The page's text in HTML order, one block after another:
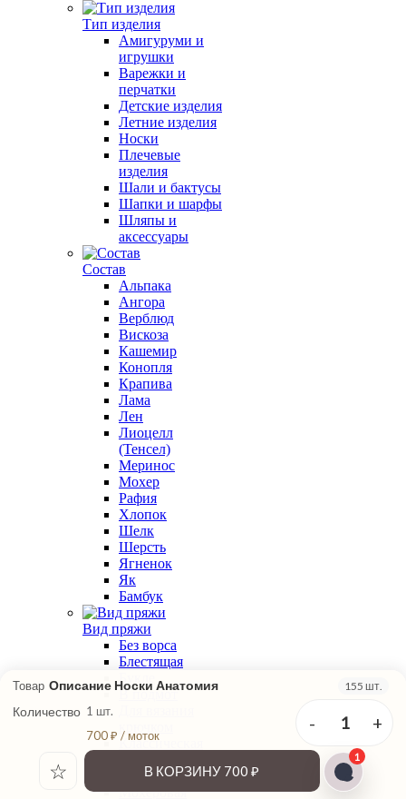
Тип изделия
Амигуруми и
игрушки
Варежки и
перчатки
Детские изделия
Летние изделия
Носки
Плечевые
изделия
Шали и бактусы
Шапки и шарфы
Шляпы и
аксессуары
Состав
Альпака
Ангора
Верблюд
Вискоза
Кашемир
Конопля
Крапива
Лама
Лен
Лиоцелл
(Тенсел)
Меринос
Мохер
Рафия
Хлопок
Шелк
Шерсть
Ягненок
Як
Бамбук
Вид пряжи
Без ворса
Блестящая
Букле
В подмот
Классическая
Меланжевая
Мохеровая
Товар Описание Носки Анатомия 155 шт.
Количество 1 шт.
700 ₽ / моток
- 1 +
☆ В КОРЗИНУ 700 ₽
1